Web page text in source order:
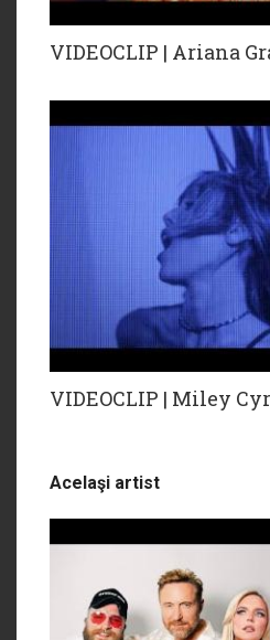
VIDEOCLIP | Ariana
VIDEOCLIP | Miley
Acelaşi artist